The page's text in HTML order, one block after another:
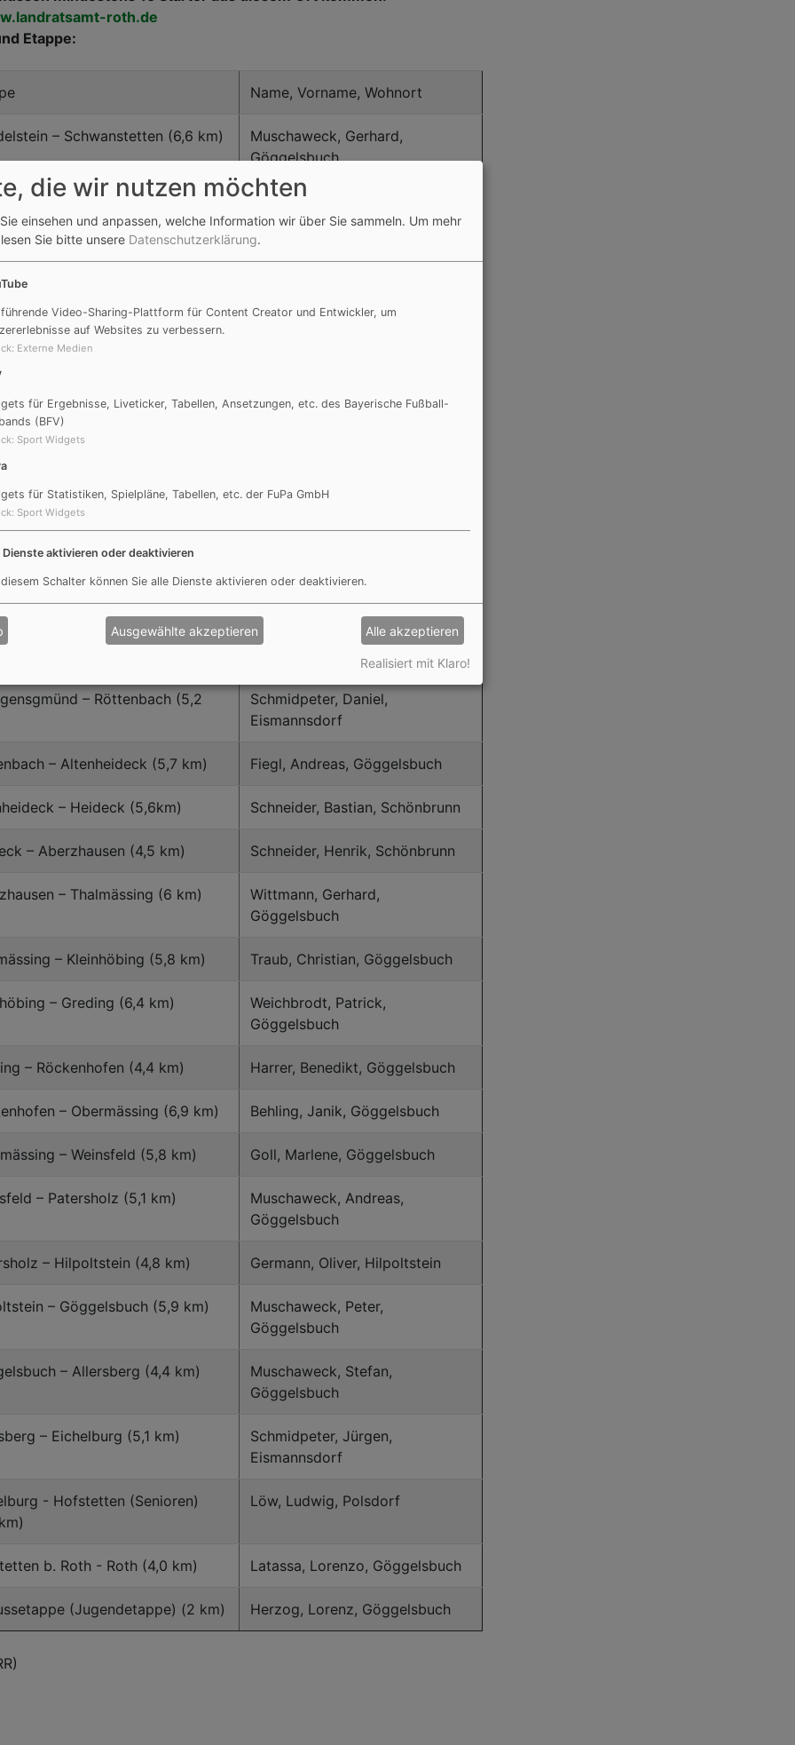
roth.de
Etappe:
Name, Vorname, Wohnort
– Schwanstetten (6,6 km)
Muschaweck, Gerhard,
Göggelsbuch
– Rednitzhembach (5,4
Hofbeck, Manfred, Göggelsbuch
– Büchenbach (5,6
Kobras, Manfred, Heblesricht
– Kammerstein (8,4 km)
– Prünst (6,5km)
– Dechendorf- Barthelmes. (10
– Abenberg (5,3
Göggelsbuch
- Obersteinbach o.G. (3,3
o.G. – Spalt (5 km) Goll, Markus, Göggelsbuch
Dotzer, Karl Heinz, Göggelsbuch
– Röttenbach (5,2
Schmidpeter, Daniel,
Eismannsdorf
– Altenheideck (5,7 km) Fiegl, Andreas, Göggelsbuch
– Heideck (5,6km) Schneider, Bastian, Schönbrunn
– Aberzhausen (4,5 km) Schneider, Henrik, Schönbrunn
– Thalmässing (6 km)
Wittmann, Gerhard,
Göggelsbuch
– Kleinhöbing (5,8 km) Traub, Christian, Göggelsbuch
– Greding (6,4 km)
Weichbrodt, Patrick,
Göggelsbuch
– Röckenhofen (4,4 km) Harrer, Benedikt, Göggelsbuch
– Obermässing (6,9 km) Behling, Janik, Göggelsbuch
– Weinsfeld (5,8 km) Goll, Marlene, Göggelsbuch
– Patersholz (5,1 km)
Muschaweck, Andreas,
Göggelsbuch
– Hilpoltstein (4,8 km) Germann, Oliver, Hilpoltstein
– Göggelsbuch (5,9 km)
Muschaweck, Peter,
Göggelsbuch
– Allersberg (4,4 km)
Muschaweck, Stefan,
Göggelsbuch
– Eichelburg (5,1 km)
Schmidpeter, Jürgen,
Eismannsdorf
- Hofstetten (Senioren)
Löw, Ludwig, Polsdorf
b. Roth - Roth (4,0 km) Latassa, Lorenzo, Göggelsbuch
(Jugendetappe) (2 km) Herzog, Lorenz, Göggelsbuch
die wir nutzen möchten
einsehen und anpassen, welche Information wir über Sie sammeln. Um mehr
Sie bitte unsere Datenschutzerklärung.
führende Video-Sharing-Plattform für Content Creator und Entwickler, um
auf Websites zu verbessern.
: Externe Medien
für Ergebnisse, Liveticker, Tabellen, Ansetzungen, etc. des Bayerische Fußball-
(BFV)
: Sport Widgets
für Statistiken, Spielpläne, Tabellen, etc. der FuPa GmbH
: Sport Widgets
Dienste aktivieren oder deaktivieren
Schalter können Sie alle Dienste aktivieren oder deaktivieren.
Ausgewählte akzeptieren Alle akzeptieren
Realisiert mit Klaro!